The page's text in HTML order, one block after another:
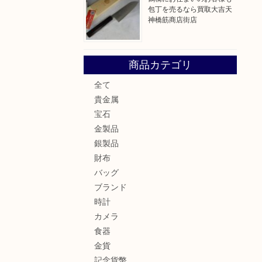
包丁を売るなら買取大吉天
神橋筋商店街店
商品カテゴリ
全て
貴金属
宝石
金製品
銀製品
財布
バッグ
ブランド
時計
カメラ
食器
金貨
記念貨幣